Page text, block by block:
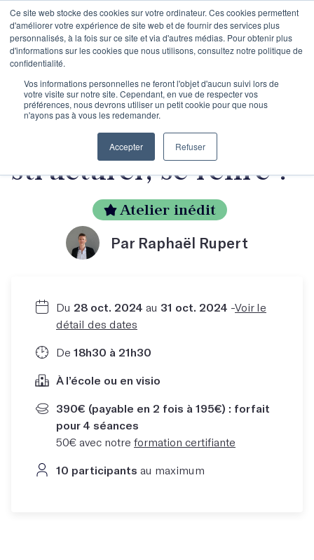
Ce site web stocke des cookies sur votre ordinateur. Ces cookies permettent
d'améliorer votre expérience de site web et de fournir des services plus
personnalisés, à la fois sur ce site et via d'autres médias. Pour obtenir plus
d'informations sur les cookies que nous utilisons, consultez notre politique de
confidentialité.
Vos informations personnelles ne feront l'objet d'aucun suivi lors de
votre visite sur notre site. Cependant, en vue de respecter vos
préférences, nous devrons utiliser un petit cookie pour que nous
n'ayons pas à vous les redemander.
Accepter Refuser
Les trois phases de
l'écriture : se lancer,
structurer, se relire !
Par Raphaël Rupert
Atelier inédit
Du 28 oct. 2024 au 31 oct. 2024 -Voir le
détail des dates
De 18h30 à 21h30
À l’école ou en visio
390€ (payable en 2 fois à 195€) : forfait
pour 4 séances
50€ avec notre formation certifiante
10 participants au maximum